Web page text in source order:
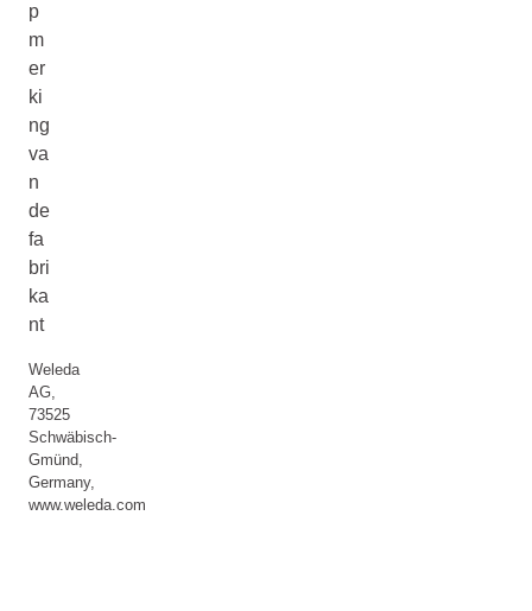
p
m
er
ki
ng
va
n
de
fa
bri
ka
nt
Weleda
AG,
73525
Schwäbisch-
Gmünd,
Germany,
www.weleda.com